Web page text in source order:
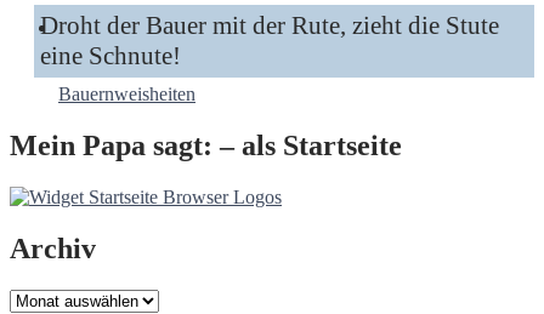
Droht der Bauer mit der Rute, zieht die Stute
eine Schnute!
Bauernweisheiten
Mein Papa sagt: – als Startseite
Archiv
Archiv